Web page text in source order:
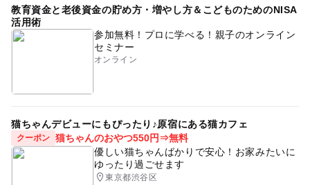
教育資金と老後資金の貯め方・増やし方＆こどものためのNISA
活用術
参加無料！プロに学べる！親子のオンライン
セミナー
オンライン
猫ちゃんデビューにもぴったり♪原宿にある猫カフェ
クーポン 猫ちゃんのおやつ550円⇒無料
優しい猫ちゃんばかりで安心！お家みたいに
ゆったり過ごせます
東京都渋谷区